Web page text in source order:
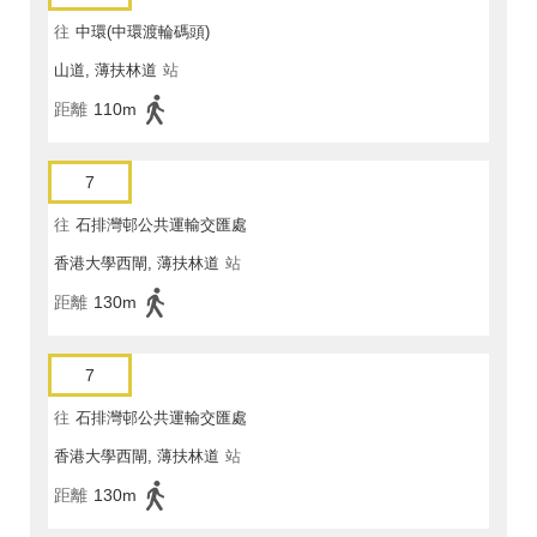
往 中環(中環渡輪碼頭)
山道, 薄扶林道 站
距離 110m
7
往 石排灣邨公共運輸交匯處
香港大學西閘, 薄扶林道 站
距離 130m
7
往 石排灣邨公共運輸交匯處
香港大學西閘, 薄扶林道 站
距離 130m